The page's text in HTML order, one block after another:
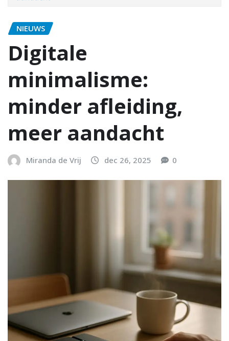
NIEUWS
Digitale
minimalisme:
minder afleiding,
meer aandacht
Miranda de Vrij dec 26, 2025 0